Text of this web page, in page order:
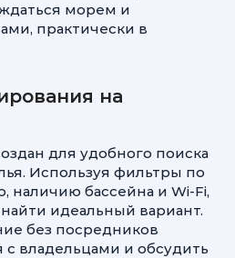
морем и
практически в
на
для удобного поиска
Используя фильтры по
наличию бассейна и Wi-Fi,
идеальный вариант.
без посредников
с владельцами и обсудить